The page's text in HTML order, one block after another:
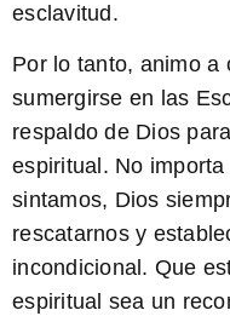
esclavitud.
Por lo tanto, animo a
sumergirse en las
respaldo de Dios
espiritual. No
sintamos, Dios
rescatarnos y
incondicional. Que
espiritual sea un